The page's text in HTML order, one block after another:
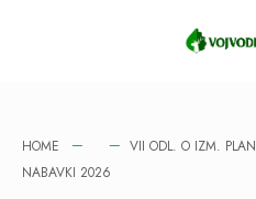
HOME
VII ODL. O IZM.
NABAVKI 2026